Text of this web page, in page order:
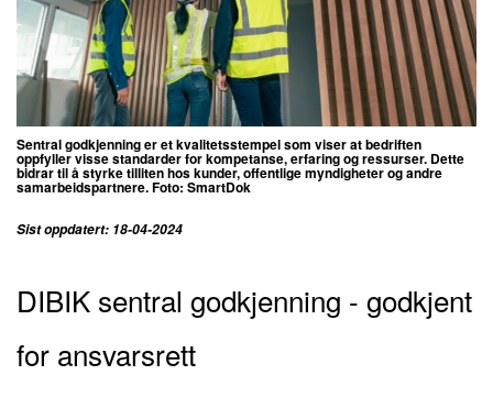
Sentral godkjenning er et kvalitetsstempel som viser at bedriften
oppfyller visse standarder for kompetanse, erfaring og ressurser. Dette
bidrar til å styrke tilliten hos kunder, offentlige myndigheter og andre
samarbeidspartnere. Foto: SmartDok
Sist oppdatert: 18-04-2024
DIBIK sentral godkjenning - godkjent
for ansvarsrett